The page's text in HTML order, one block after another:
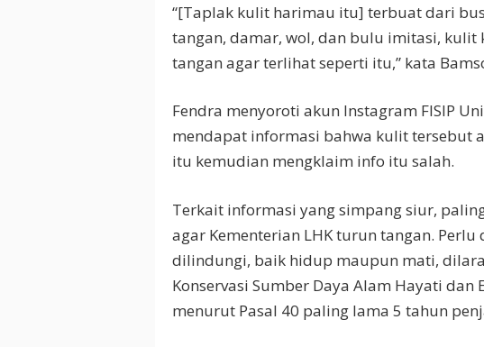
“[Taplak kulit harimau itu] terbuat dari
tangan, damar, wol, dan bulu imitasi,
tangan agar terlihat seperti itu,” kata
Fendra menyoroti akun Instagram FISIP
mendapat informasi bahwa kulit tersebut
itu kemudian mengklaim info itu salah.
Terkait informasi yang simpang siur,
agar Kementerian LHK turun tangan.
dilindungi, baik hidup maupun mati,
Konservasi Sumber Daya Alam Hayati dan
menurut Pasal 40 paling lama 5 tahun